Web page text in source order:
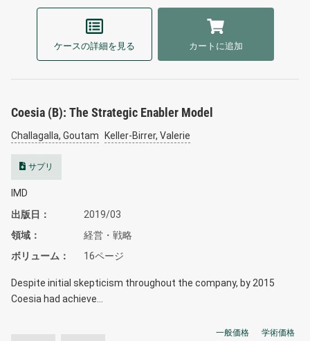
ケースの詳細を見る カートに追加
Coesia (B): The Strategic Enabler Model
Challagalla, Goutam Keller-Birrer, Valerie
サプリ
IMD
出版日
2019/03
領域
経営・戦略
ボリューム
16ページ
Despite initial skepticism throughout the company, by 2015
Coesia had achieve…